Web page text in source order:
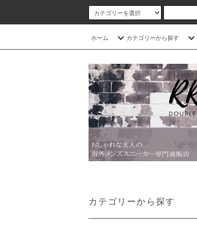
ホーム カテゴリーから探す
カテゴリーから探す